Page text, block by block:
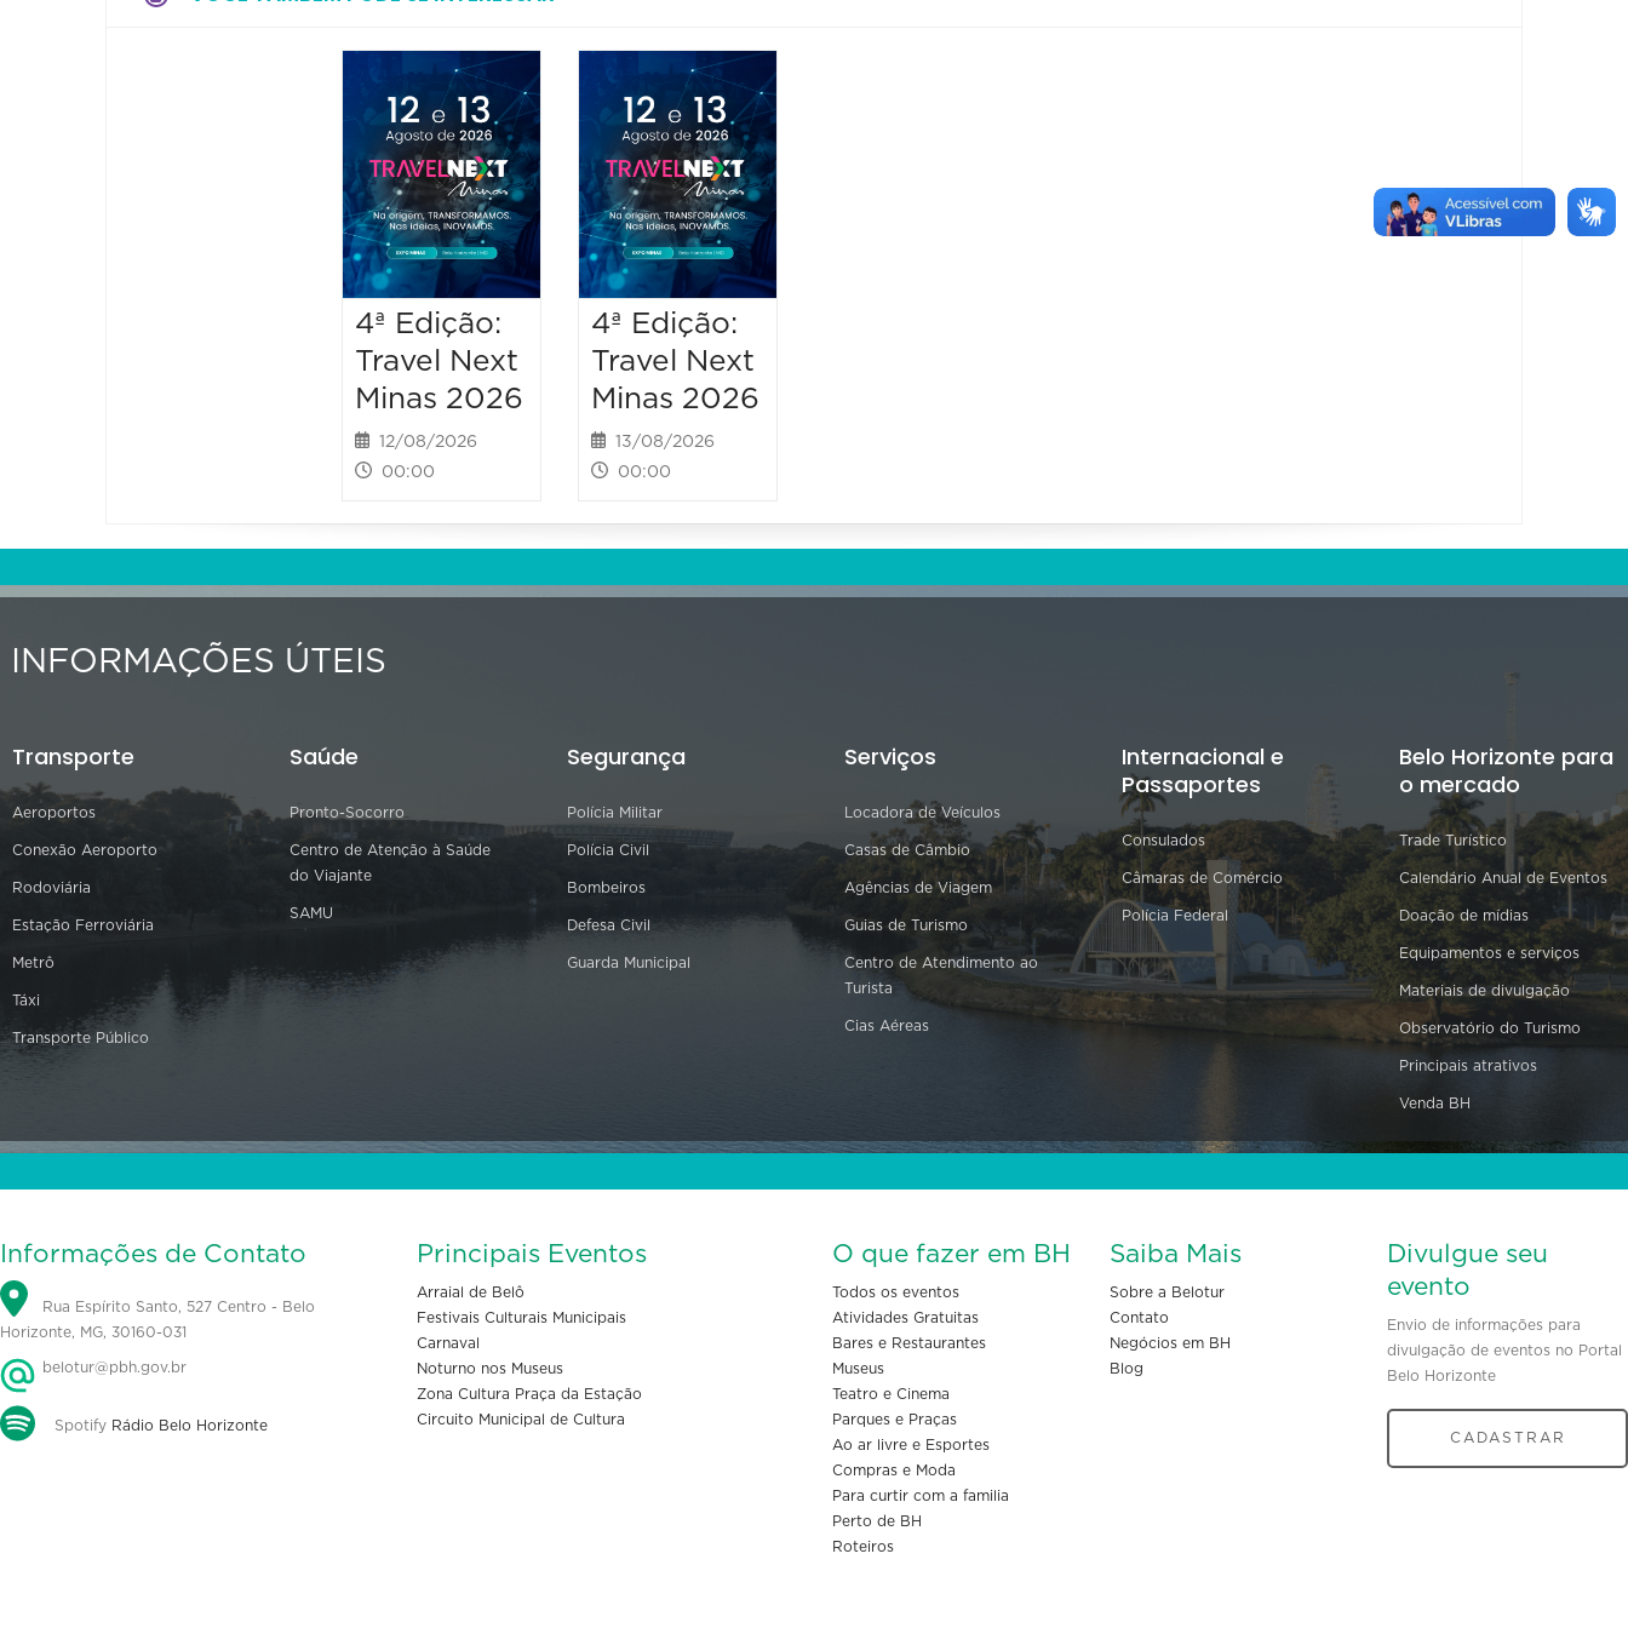
4ª Edição:
Travel Next
Minas 2026
12/08/2026
00:00
4ª Edição:
Travel Next
Minas 2026
13/08/2026
00:00
INFORMAÇÕES ÚTEIS
Transporte
Aeroportos
Conexão Aeroporto
Rodoviária
Estação Ferroviária
Metrô
Táxi
Transporte Público
Saúde
Pronto-Socorro
Centro de Atenção à Saúde
do Viajante
SAMU
Segurança
Polícia Militar
Polícia Civil
Bombeiros
Defesa Civil
Guarda Municipal
Serviços
Locadora de Veículos
Casas de Câmbio
Agências de Viagem
Guias de Turismo
Centro de Atendimento ao
Turista
Cias Aéreas
Internacional e
Passaportes
Consulados
Câmaras de Comércio
Polícia Federal
Belo Horizonte para
o mercado
Trade Turístico
Calendário Anual de Eventos
Doação de mídias
Equipamentos e serviços
Materiais de divulgação
Observatório do Turismo
Principais atrativos
Venda BH
Informações de Contato
Rua Espírito Santo, 527 Centro - Belo
Horizonte, MG, 30160-031
belotur@pbh.gov.br
Spotify Rádio Belo Horizonte
Principais Eventos
Arraial de Belô
Festivais Culturais Municipais
Carnaval
Noturno nos Museus
Zona Cultura Praça da Estação
Circuito Municipal de Cultura
O que fazer em BH
Todos os eventos
Atividades Gratuitas
Bares e Restaurantes
Museus
Teatro e Cinema
Parques e Praças
Ao ar livre e Esportes
Compras e Moda
Para curtir com a familia
Perto de BH
Roteiros
Saiba Mais
Sobre a Belotur
Contato
Negócios em BH
Blog
Divulgue seu
evento
Envio de informações para
divulgação de eventos no Portal
Belo Horizonte
CADASTRAR